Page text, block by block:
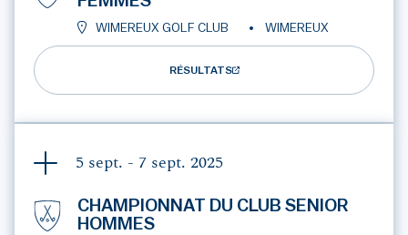
WIMEREUX GOLF CLUB WIMEREUX
RÉSULTATS
5 sept. - 7 sept. 2025
CHAMPIONNAT DU CLUB SENIOR
HOMMES